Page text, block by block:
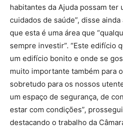
habitantes da Ajuda possam ter
cuidados de saúde”, disse
que esta é uma área que
sempre investir”. “Este edifício
um edifício bonito e onde se
muito importante também para
sobretudo para os nossos
um espaço de segurança, de
estar com condições”,
destacando o trabalho da